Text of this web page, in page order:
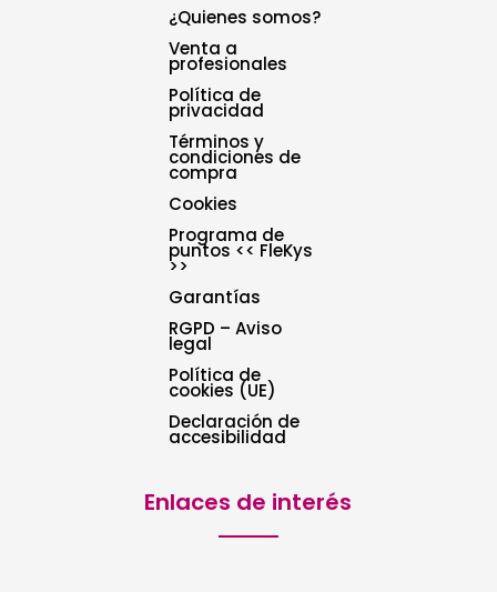
¿Quienes somos?
Venta a
profesionales
Política de
privacidad
Términos y
condiciones de
compra
Cookies
Programa de
puntos << FleKys
>>
Garantías
RGPD – Aviso
legal
Política de
cookies (UE)
Declaración de
accesibilidad
Enlaces de interés